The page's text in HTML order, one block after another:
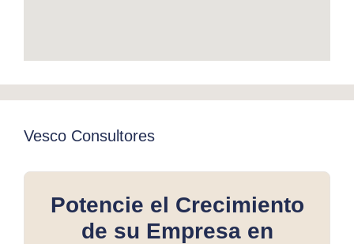
Vesco Consultores
Potencie el Crecimiento
de su Empresa en